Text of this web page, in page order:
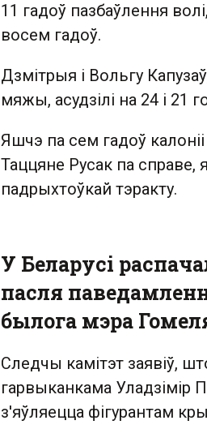
11 гадоў пазбаўлення
восем гадоў.
Дзмітрыя і Вольгу
мяжы, асудзілі на 24 і 21
Яшчэ па сем гадоў
Таццяне Русак па
падрыхтоўкай тэракту.
У Беларусі
пасля
былога мэра
Следчы камітэт заявіў,
гарвыканкама Уладзімір
з'яўляецца фігурантам